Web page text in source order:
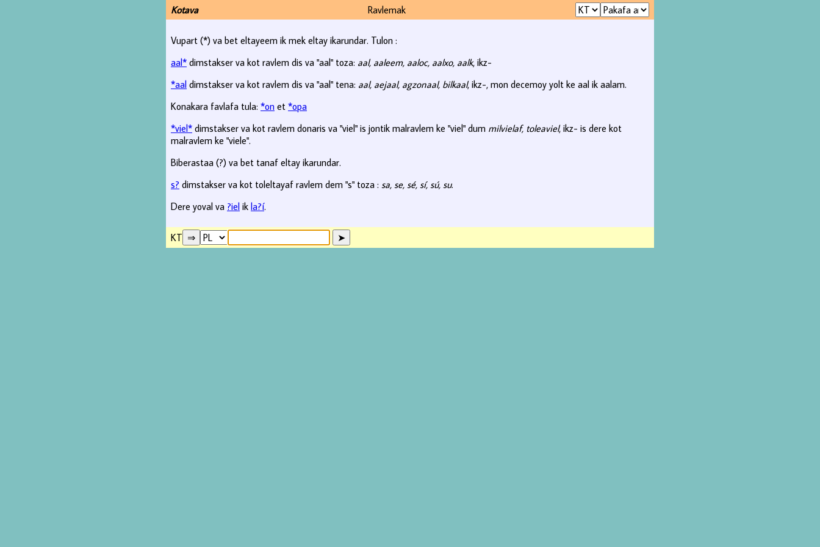
Kotava Ravlemak
Vupart (*) va bet eltayeem ik mek eltay ikarundar. Tulon :
aal* dimstakser va kot ravlem dis va "aal" toza: aal, aaleem, aaloc, aalxo, aalk, ikz-
*aal dimstakser va kot ravlem dis va "aal" tena: aal, aejaal, agzonaal, bilkaal, ikz-, mon decemoy yolt ke aal ik aalam.
Konakara favlafa tula: *on et *opa
*viel* dimstakser va kot ravlem donaris va "viel" is jontik malravlem ke "viel" dum milvielaf, toleaviel, ikz- is dere kot
malravlem ke "viele".
Biberastaa (?) va bet tanaf eltay ikarundar.
s? dimstakser va kot toleltayaf ravlem dem "s" toza : sa, se, sé, sí, sú, su.
Dere yoval va ?iel ik la?í.
KT